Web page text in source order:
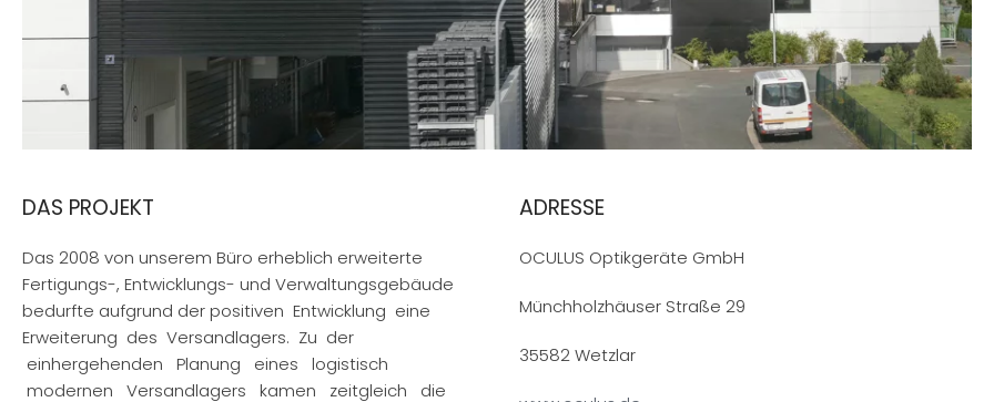
DAS PROJEKT
Das 2008 von unserem Büro erheblich erweiterte
Fertigungs-, Entwicklungs- und Verwaltungsgebäude
bedurfte aufgrund der positiven Entwicklung eine
Erweiterung des Versandlagers. Zu der
einhergehenden Planung eines logistisch
modernen Versandlagers kamen zeitgleich die
ADRESSE
OCULUS Optikgeräte GmbH
Münchholzhäuser Straße 29
35582 Wetzlar